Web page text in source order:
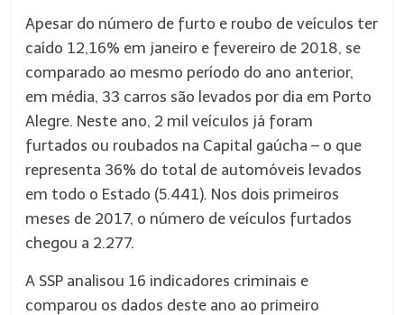
Apesar do número de furto e roubo de veículos ter
caído 12,16% em janeiro e fevereiro de 2018, se
comparado ao mesmo período do ano anterior,
em média, 33 carros são levados por dia em Porto
Alegre. Neste ano, 2 mil veículos já foram
furtados ou roubados na Capital gaúcha – o que
representa 36% do total de automóveis levados
em todo o Estado (5.441). Nos dois primeiros
meses de 2017, o número de veículos furtados
chegou a 2.277.
A SSP analisou 16 indicadores criminais e
comparou os dados deste ano ao primeiro